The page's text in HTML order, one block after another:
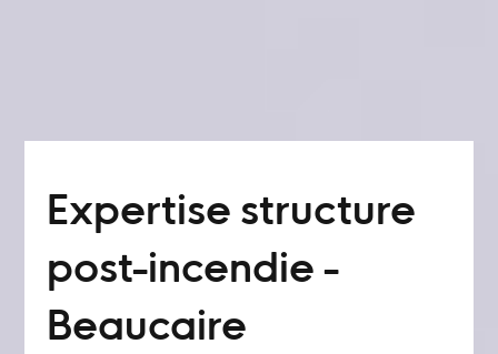
Expertise structure
post-incendie -
Beaucaire